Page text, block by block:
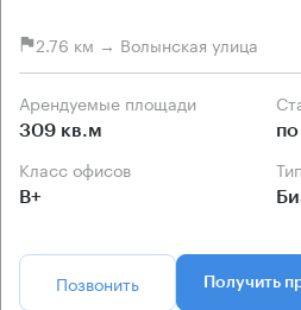
2.76 км → Волынская улица
Арендуемые площади
309 кв.м
Класс офисов
B+
Позвонить Получить